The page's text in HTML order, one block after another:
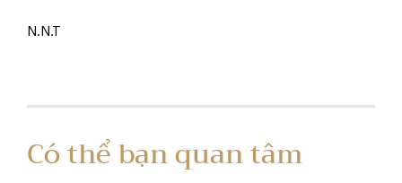
N.N.T
Có thể bạn quan tâm